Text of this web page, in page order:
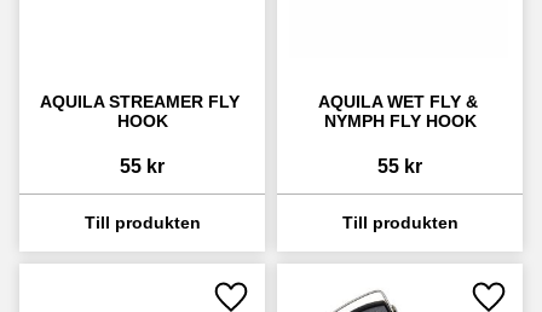
AQUILA STREAMER FLY
HOOK
55 kr
AQUILA WET FLY &
NYMPH FLY HOOK
55 kr